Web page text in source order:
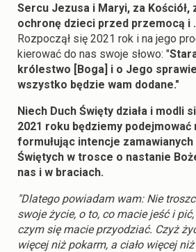
Sercu Jezusa i Maryi, za Kościół,
ochronę dzieci przed przemocą i
Rozpoczął się 2021 rok i na jego
kierować do nas swoje słowo: "
królestwo [Boga] i o Jego
wszystko będzie wam dodane."
Niech Duch Święty działa i modli
2021 roku będziemy podejmować
formułując intencje
Świętych w trosce o nastanie
nas i w braciach.
"Dlatego powiadam wam: Nie
swoje życie, o to, co macie jeść i
czym się macie przyodziać. Czyż
więcej niż pokarm, a ciało więcej